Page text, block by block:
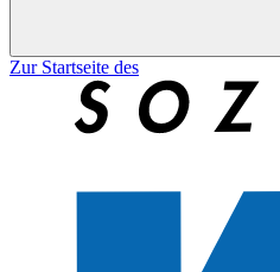
Zur Startseite des